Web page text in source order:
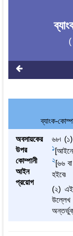
ব্যাংক-
অবসায়কের
উপর
কোম্পানী
আইন
প্রয়োগ
৬৮৷ (১)
1
2[৬৬
হইবে৷
(২) এই
উল্লেখ